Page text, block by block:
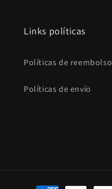
Links políticas
Políticas de reembolso
Políticas de envío